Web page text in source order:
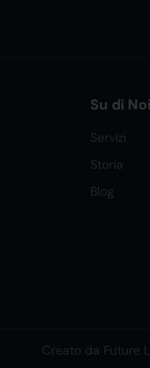
Su di Noi
Servizi
Storia
Blog
Creato da Future